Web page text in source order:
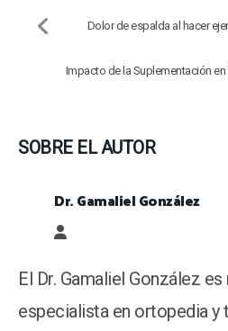
Dolor de espalda al hacer
Impacto de la Suplementación en
SOBRE EL AUTOR
Dr. Gamaliel González
Dr. Gamaliel González
El Dr. Gamaliel González
especialista en ortopedia y